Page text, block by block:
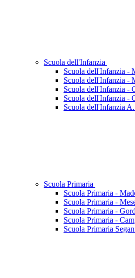
Scuola dell'Infanzia
Scuola dell'Infanzia -
Scuola dell'Infanzia -
Scuola dell'Infanzia -
Scuola dell'Infanzia -
Scuola dell'Infanzia
Scuola Primaria
Scuola Primaria -
Scuola Primaria -
Scuola Primaria -
Scuola Primaria -
Scuola Primaria